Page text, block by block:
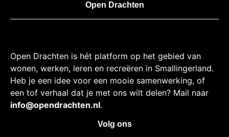
Open Drachten
Open Drachten is hét platform op het gebied van
wonen, werken, leren en recreëren in Smallingerland.
Heb je een idee voor een mooie samenwerking, of
een tof verhaal dat je met ons wilt delen? Mail naar
info@opendrachten.nl.
Volg ons